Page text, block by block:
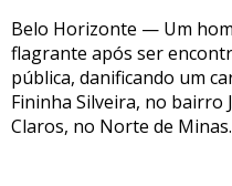
Belo Horizonte — Um
flagrante após ser
pública, danificando um
Fininha Silveira, no bairro
Claros, no Norte de Minas.